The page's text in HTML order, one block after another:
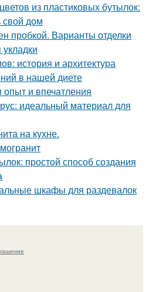
из пластиковых бутылок:
свой дом
пробкой. Варианты отделки
история и архитектура
в нашей диете
и впечатления
идеальный материал для
на кухне.
простой способ создания
шкафы для раздевалок